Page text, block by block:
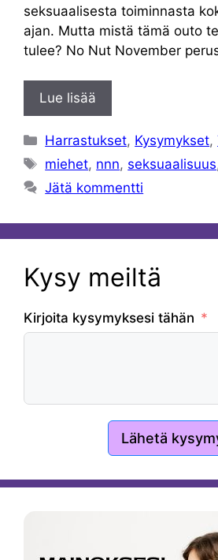
seksuaalisesta toiminnasta
ajan. Mutta mistä tämä outo
tulee? No Nut November
Lue lisää
Kategoriat
Harrastukset, Kysymykset,
Avainsanat
miehet, nnn, seksuaalisuus
Jätä kommentti
Kysy meiltä
Kirjoita kysymyksesi tähän
Lähetä